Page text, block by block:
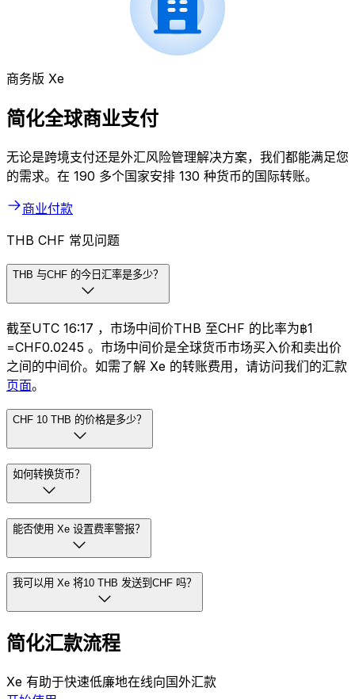
商务版 Xe
简化全球商业支付
无论是跨境支付还是外汇风险管理解决方案，我们都能满足您
的需求。在 190 多个国家安排 130 种货币的国际转账。
商业付款
THB CHF 常见问题
THB 与CHF 的今日汇率是多少？
截至UTC 16:17 ，市场中间价THB 至CHF 的比率为฿1
=CHF0.0245 。市场中间价是全球货币市场买入价和卖出价
之间的中间价。如需了解 Xe 的转账费用，请访问我们的汇款
页面。
CHF 10 THB 的价格是多少？
如何转换货币？
能否使用 Xe 设置费率警报？
我可以用 Xe 将10 THB 发送到CHF 吗？
简化汇款流程
Xe 有助于快速低廉地在线向国外汇款